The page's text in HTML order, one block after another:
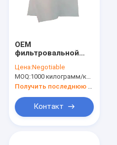
OEM
фильтровальной
хлопкового волокна
обжатия
устойчивый
Цена:Negotiable
MOQ:1000 килограмм/килограммов (Минимальн Заказ)
Контакт